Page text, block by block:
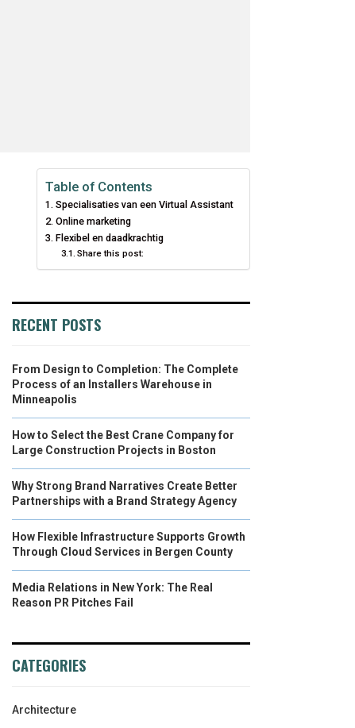
Table of Contents
Specialisaties van een Virtual Assistant
Online marketing
Flexibel en daadkrachtig
Share this post:
RECENT POSTS
From Design to Completion: The Complete
Process of an Installers Warehouse in
Minneapolis
How to Select the Best Crane Company for
Large Construction Projects in Boston
Why Strong Brand Narratives Create Better
Partnerships with a Brand Strategy Agency
How Flexible Infrastructure Supports Growth
Through Cloud Services in Bergen County
Media Relations in New York: The Real
Reason PR Pitches Fail
CATEGORIES
Architecture